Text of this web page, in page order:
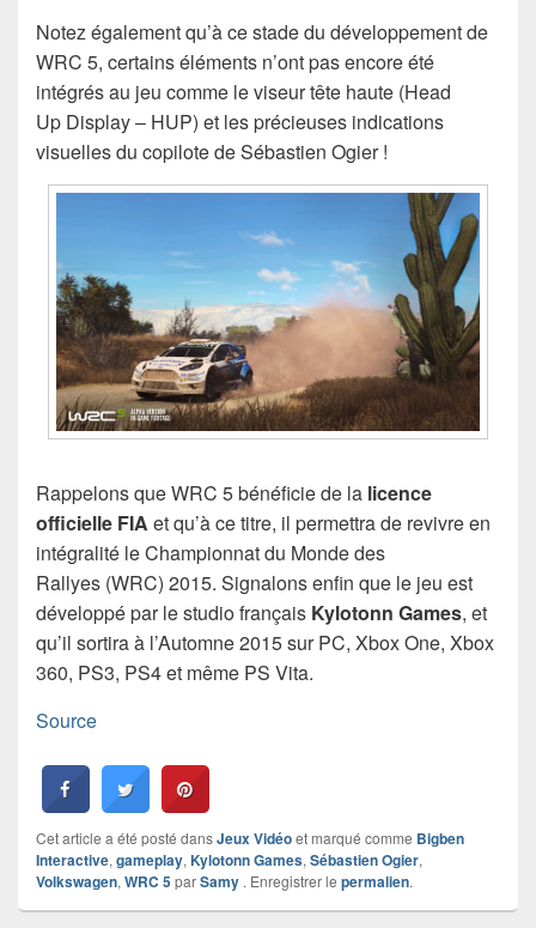
Notez également qu’à ce stade du développement de
WRC 5, certains éléments n’ont pas encore été
intégrés au jeu comme le viseur tête haute (Head
Up Display – HUP) et les précieuses indications
visuelles du copilote de Sébastien Ogier !
Rappelons que WRC 5 bénéficie de la licence
officielle FIA et qu’à ce titre, il permettra de revivre en
intégralité le Championnat du Monde des
Rallyes (WRC) 2015. Signalons enfin que le jeu est
développé par le studio français Kylotonn Games, et
qu’il sortira à l’Automne 2015 sur PC, Xbox One, Xbox
360, PS3, PS4 et même PS Vita.
Source
Cet article a été posté dansJeux Vidéoet marqué comme Bigben
Interactive, gameplay, Kylotonn Games, Sébastien Ogier,
Volkswagen, WRC 5parSamy . Enregistrer le permalien.